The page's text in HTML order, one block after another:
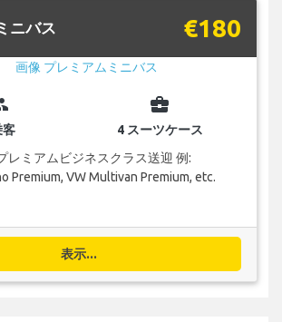
ニバス €180
客
business_center
4 スーツケース
レミアムビジネスクラス送迎 例:
Premium, VW Multivan Premium, etc.
表示...